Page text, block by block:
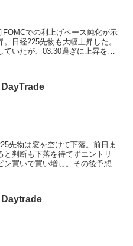
での利上げペース鈍化が示
日経225先物も大幅上昇した。
いたが、03:30過ぎに上昇を一
DayTrade
先物は窓を空けて下落。前日ま
判断も下落を待てずエントリ
ン買いで買い増し。その後予想通
Daytrade